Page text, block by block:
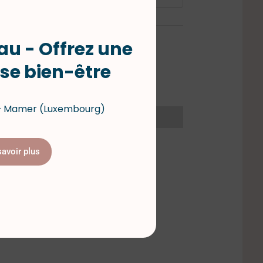
- Offrez une
bien-être
Mamer (Luxembourg)
plus